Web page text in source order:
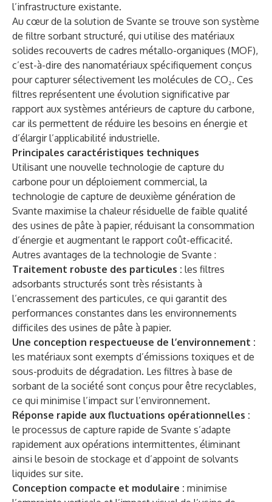
l’infrastructure existante.
Au cœur de la solution de Svante se trouve son système
de filtre sorbant structuré, qui utilise des matériaux
solides recouverts de cadres métallo-organiques (MOF),
c’est-à-dire des nanomatériaux spécifiquement conçus
pour capturer sélectivement les molécules de CO₂. Ces
filtres représentent une évolution significative par
rapport aux systèmes antérieurs de capture du carbone,
car ils permettent de réduire les besoins en énergie et
d’élargir l’applicabilité industrielle.
Principales caractéristiques techniques
Utilisant une nouvelle technologie de capture du
carbone pour un déploiement commercial, la
technologie de capture de deuxième génération de
Svante maximise la chaleur résiduelle de faible qualité
des usines de pâte à papier, réduisant la consommation
d’énergie et augmentant le rapport coût-efficacité.
Autres avantages de la technologie de Svante :
Traitement robuste des particules : les filtres
adsorbants structurés sont très résistants à
l’encrassement des particules, ce qui garantit des
performances constantes dans les environnements
difficiles des usines de pâte à papier.
Une conception respectueuse de l’environnement :
les matériaux sont exempts d’émissions toxiques et de
sous-produits de dégradation. Les filtres à base de
sorbant de la société sont conçus pour être recyclables,
ce qui minimise l’impact sur l’environnement.
Réponse rapide aux fluctuations opérationnelles :
le processus de capture rapide de Svante s’adapte
rapidement aux opérations intermittentes, éliminant
ainsi le besoin de stockage et d’appoint de solvants
liquides sur site.
Conception compacte et modulaire : minimise